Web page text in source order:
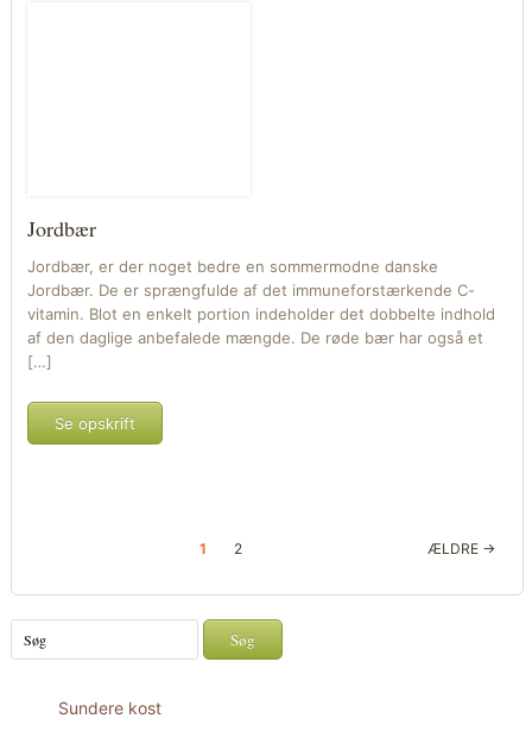
Jordbær
Jordbær, er der noget bedre en sommermodne danske
Jordbær. De er sprængfulde af det immuneforstærkende C-
vitamin. Blot en enkelt portion indeholder det dobbelte indhold
af den daglige anbefalede mængde. De røde bær har også et
[…]
Se opskrift
1 2 ÆLDRE →
Sundere kost